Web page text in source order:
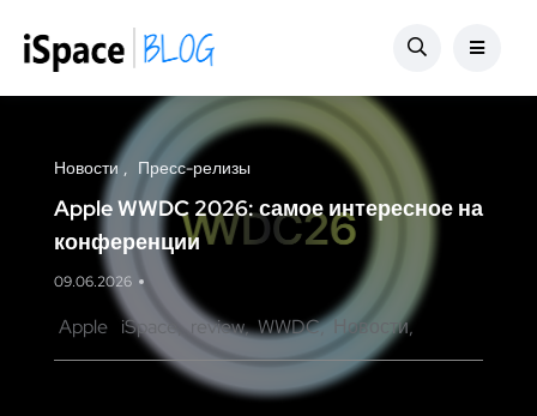
Новости Пресс-релизы
Apple WWDC 2026: самое интересное на
конференции
09.06.2026
Apple iSpace review WWDC Новости